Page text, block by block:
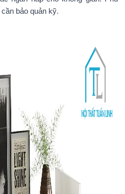
bảo quản kỹ.